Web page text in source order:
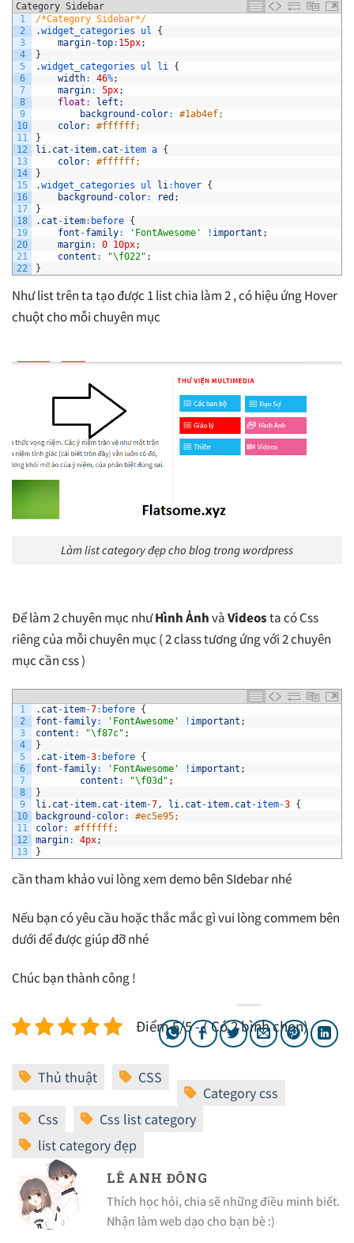
Category Sidebar
1
2
3
4
5
6
7
8
9
10
11
12
13
14
15
16
17
18
19
20
21
22
/*Category Sidebar*/
.widget_categories ul
{
margin-top: 15px;
}
.widget_categories ul li {
width: 46%;
margin: 5px;
float : left ;
background -color:
#1ab4ef;
color:
#ffffff;
}
li. cat -item. cat -item a {
color:
#ffffff;
}
.widget_categories ul li: hover {
background -color: red ;
}
. cat -item: before {
font -family: 'FontAwesome' ! important ;
margin: 0 10px;
content : "\f022" ;
}
Như list trên ta tạo được 1 list chia làm 2 , có hiệu ứng Hover
chuột cho mỗi chuyên mục
Làm list category đẹp cho blog trong wordpress
Để làm 2 chuyên mục nhưHình ẢnhvàVideosta có Css
riêng của mỗi chuyên mục ( 2 class tương ứng với 2 chuyên
mục cần css )
1
2
3
4
5
6
7
8
9
10
11
12
13
. cat -item-7: before {
font -family: 'FontAwesome' ! important ;
content : "\f87c" ;
}
. cat -item-3: before {
font -family: 'FontAwesome' ! important ;
content : "\f03d" ;
}
li. cat -item. cat -item-7, li. cat -item. cat -item-3 {
background -color:
#ec5e95;
color:
#ffffff;
margin: 4px;
}
cần tham khảo vui lòng xem demo bên SIdebar nhé
Nếu bạn có yêu cầu hoặc thắc mắc gì vui lòng commem bên
dưới để được giúp đỡ nhé
Chúc bạn thành công !
Điểm 5/5 - ( Có 2 bình chọn)
LÊ ANH ĐÔNG
Thích học hỏi, chia sẽ những điều minh biết.
Nhận làm web dạo cho bạn bè :)